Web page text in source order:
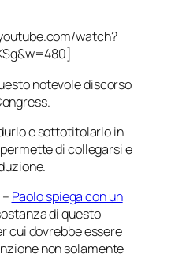
watch?
notevole discorso
e sottotitolarlo in
di collegarsi e
– Paolo spiega con un
di questo
cui dovrebbe essere
non solamente